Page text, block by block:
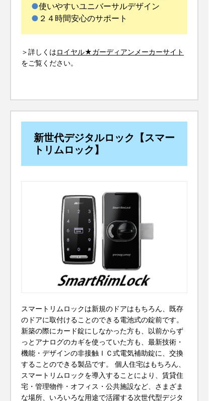
使いやすいユニバーサルデザイン
２４時間安心のサポート
＞詳しくはロイヤル★ガーディアンメーカーサイト
をご覧ください。
新世代デジタルロック【スマー
トリムロック】
スマートリムロックは新規のドアはもちろん、既存
のドアに取付けることのできる電池式の錠前です。
新築の際にカード錠にしなかった方も、以前からず
っとアナログのカギを使っていた方も、最新技術・
機能・デザインの非接触ＩＣ式電気補助錠に、交換
することのできる製品です。 個人住宅はもちろん、
スマートリムロックを導入することにより、賃貸住
宅・管理物件・オフィス・公共施設など、さまざま
な場所、いろいろな用途で活躍する次世代型デジタ